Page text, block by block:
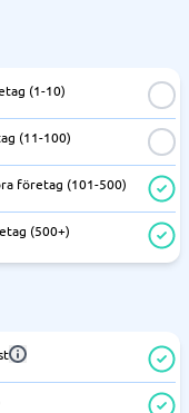
(1-10)
(11-100)
företag (101-500)
(500+)